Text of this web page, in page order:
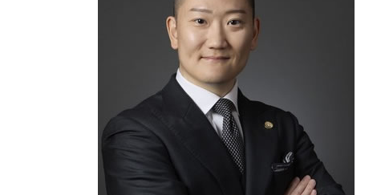
競馬 ソフト 詐欺 手口
詐欺 被害 お金 戻っ て くる
少額 詐欺 泣き寝入り